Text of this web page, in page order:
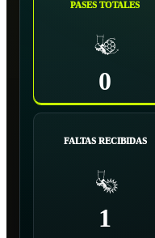
PASES TOTALES
0
FALTAS RECIBIDAS
1